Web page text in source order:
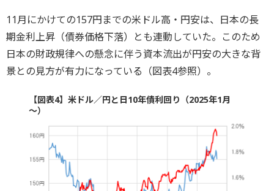
11月にかけての157円までの米ドル高・円安は、日本の長
期金利上昇（債券価格下落）とも連動していた。このため
日本の財政規律への懸念に伴う資本流出が円安の大きな背
景との見方が有力になっている（図表4参照）。
【図表4】米ドル／円と日10年債利回り（2025年1月
～）